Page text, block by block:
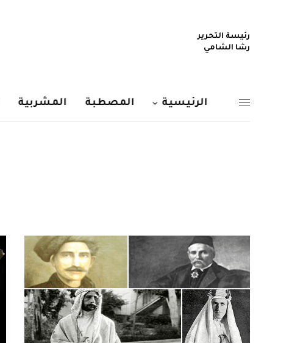
رئيسة التحرير
رشا الشامي
الرئيسية المصطبة المشربية